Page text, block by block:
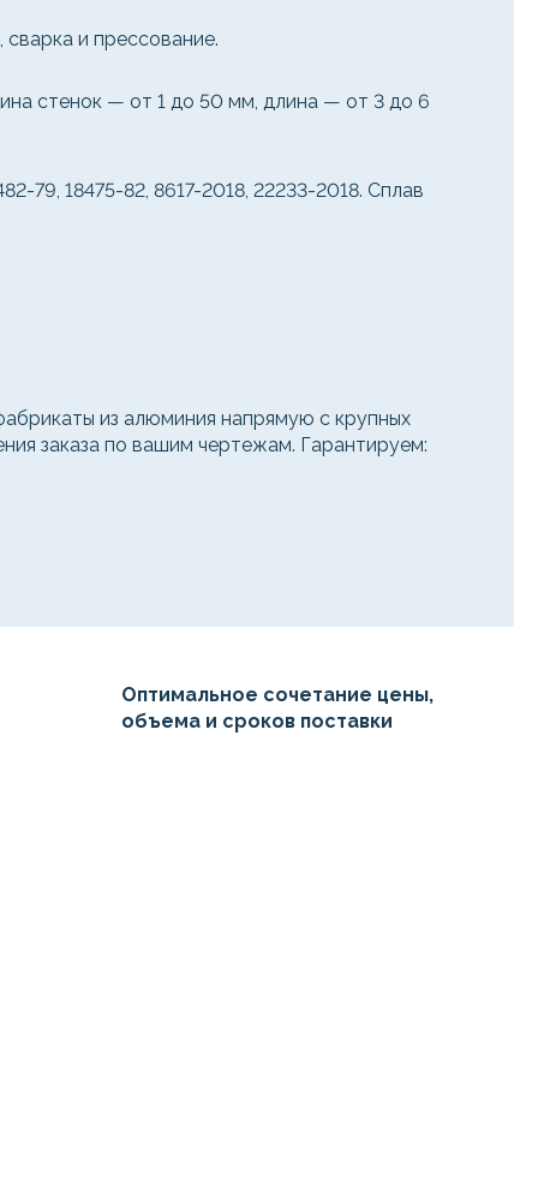
и прессование.
стенок — от 1 до 50 мм, длина — от 3 до 6
18475-82, 8617-2018, 22233-2018. Сплав
из алюминия напрямую с крупных
заказа по вашим чертежам. Гарантируем:
Оптимальное сочетание цены,
объема и сроков поставки